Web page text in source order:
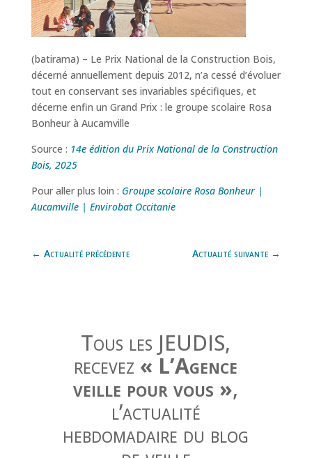
(batirama) – Le Prix National de la Construction Bois,
décerné annuellement depuis 2012, n’a cessé d’évoluer
tout en conservant ses invariables spécifiques, et
décerne enfin un Grand Prix : le groupe scolaire Rosa
Bonheur à Aucamville
Source : 14e édition du Prix National de la Construction
Bois, 2025
Pour aller plus loin : Groupe scolaire Rosa Bonheur |
Aucamville | Envirobat Occitanie
← Actualité précédente Actualité suivante →
Tous les JEUDIS,
recevez « L’Agence
veille pour vous »,
l’actualité
hebdomadaire du blog